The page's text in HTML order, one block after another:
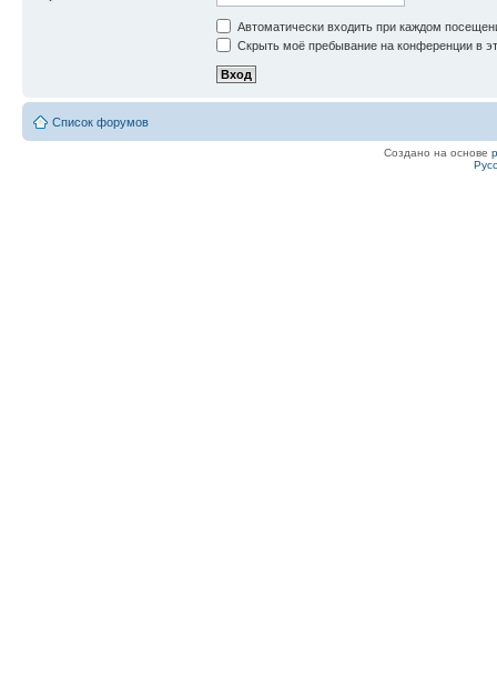
Автоматически входить при каждом
Скрыть моё пребывание на конференции в
Список форумов
Создано на основе